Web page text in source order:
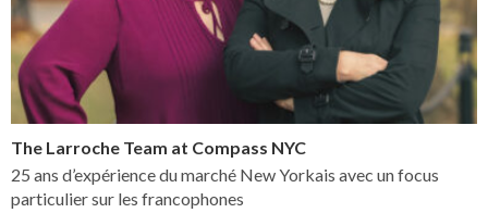
The Larroche Team at Compass NYC
25 ans d’expérience du marché New Yorkais avec un focus
particulier sur les francophones